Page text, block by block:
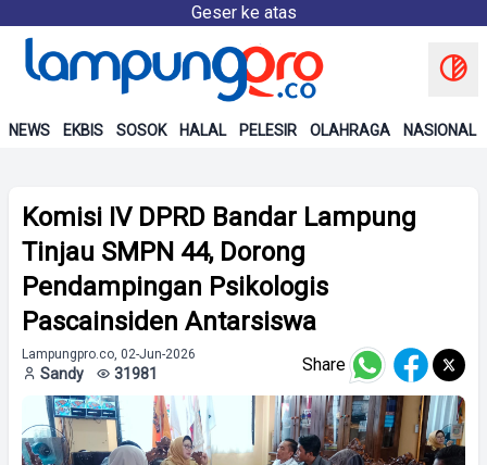
Geser ke atas
NEWS EKBIS SOSOK HALAL PELESIR OLAHRAGA NASIONAL
Komisi IV DPRD Bandar Lampung
Tinjau SMPN 44, Dorong
Pendampingan Psikologis
Pascainsiden Antarsiswa
Lampungpro.co, 02-Jun-2026
Sandy 31981 Share